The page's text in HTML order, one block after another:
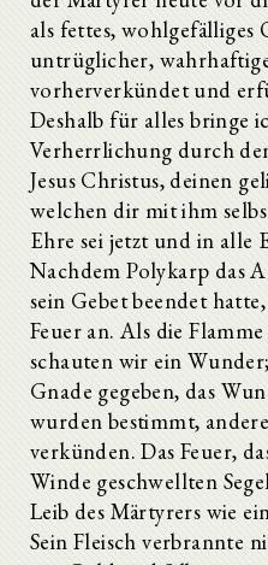
als fettes, wohlgefälliges
untrüglicher,
vorherverkündet und
Deshalb für alles bringe
Verherrlichung durch
Jesus Christus, deinen
welchen dir mit ihm
Ehre sei jetzt und in alle
Nachdem Polykarp das
sein Gebet beendet
Feuer an. Als die
schauten wir ein
Gnade gegeben, das
wurden bestimmt,
verkünden. Das Feuer,
Winde geschwellten
Leib des Märtyrers wie
Sein Fleisch verbrannte